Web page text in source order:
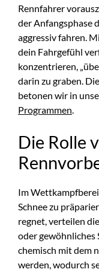
Rennfahrer
der Anfangsphase
aggressiv fahren.
dein Fahrgefühl
konzentrieren,
darin zu graben.
betonen wir in
Programmen.
Die Rolle
Im
Schnee zu
regnet, verteilen
oder gewöhnliches
chemisch mit dem
werden, wodurch